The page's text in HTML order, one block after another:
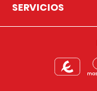
SERVICIOS